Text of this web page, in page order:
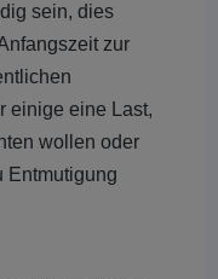
sein, dies
zur
einige eine Last,
wollen oder
Entmutigung